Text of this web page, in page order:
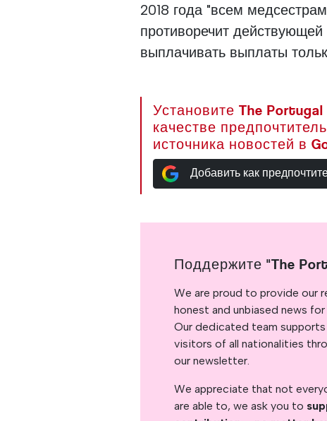
2018 года "всем
противоречит действующей
выплачивать выплаты
Установите The Portugal
качестве
источника новостей в
Добавить как
Поддержите "The
We are proud to provide our
honest and unbiased news
Our dedicated team
visitors of all nationalities
our newsletter.
We appreciate that not
are able to, we ask you to